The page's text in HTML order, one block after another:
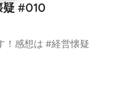
疑 #010
！感想は #経営懐疑